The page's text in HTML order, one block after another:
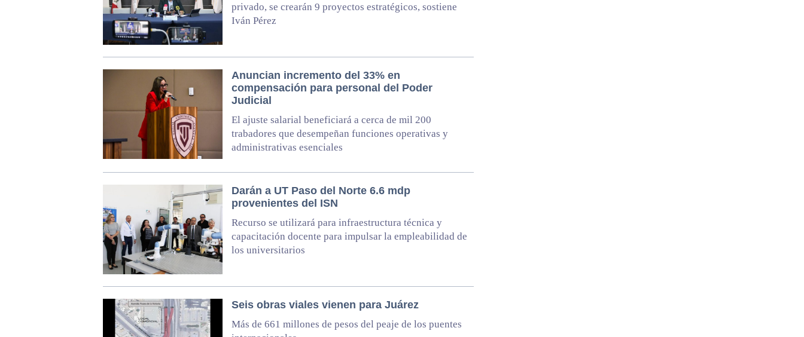
privado, se crearán 9 proyectos estratégicos, sostiene
Iván Pérez
Anuncian incremento del 33% en
compensación para personal del Poder
Judicial
El ajuste salarial beneficiará a cerca de mil 200
trabadores que desempeñan funciones operativas y
administrativas esenciales
Darán a UT Paso del Norte 6.6 mdp
provenientes del ISN
Recurso se utilizará para infraestructura técnica y
capacitación docente para impulsar la empleabilidad de
los universitarios
Seis obras viales vienen para Juárez
Más de 661 millones de pesos del peaje de los puentes